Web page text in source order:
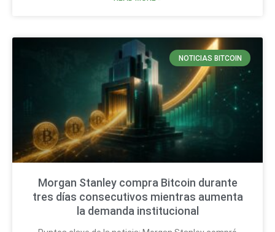
NOTICIAS BITCOIN
Morgan Stanley compra Bitcoin durante
tres días consecutivos mientras aumenta
la demanda institucional